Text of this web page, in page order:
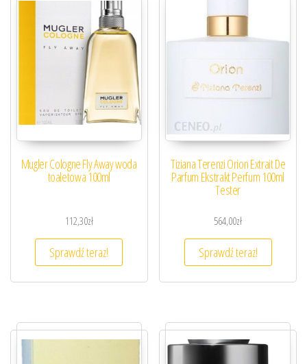
Mugler Cologne Fly Away woda
toaletowa 100ml
112,30zł
Sprawdź teraz!
Tiziana Terenzi Orion Extrait De
Parfum Ekstrakt Perfum 100ml
Tester
564,00zł
Sprawdź teraz!